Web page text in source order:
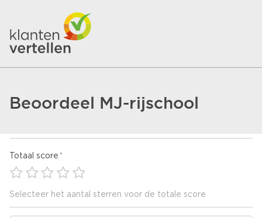
Beoordeel MJ-rijschool
Totaal score
Selecteer het aantal sterren voor de totale score